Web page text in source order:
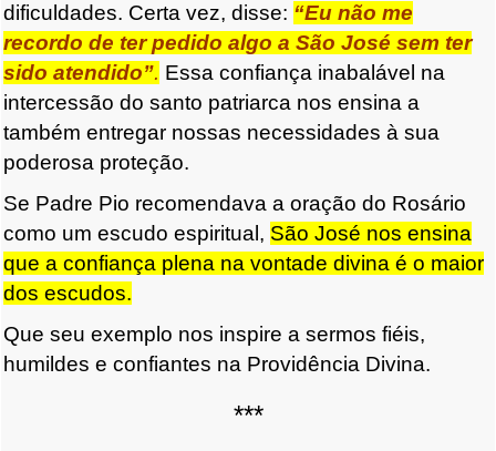
dificuldades. Certa vez, disse: “Eu não me
recordo de ter pedido algo a São José sem ter
sido atendido”. Essa confiança inabalável na
intercessão do santo patriarca nos ensina a
também entregar nossas necessidades à sua
poderosa proteção.
Se Padre Pio recomendava a oração do Rosário
como um escudo espiritual, São José nos ensina
que a confiança plena na vontade divina é o maior
dos escudos.
Que seu exemplo nos inspire a sermos fiéis,
humildes e confiantes na Providência Divina.
***